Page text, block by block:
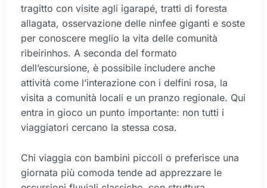
tragitto con visite agli igarapé, tratti di foresta
allagata, osservazione delle ninfee giganti e soste
per conoscere meglio la vita delle comunità
ribeirinhos. A seconda del formato
dell’escursione, è possibile includere anche
attività come l’interazione con i delfini rosa, la
visita a comunità locali e un pranzo regionale. Qui
entra in gioco un punto importante: non tutti i
viaggiatori cercano la stessa cosa.
Chi viaggia con bambini piccoli o preferisce una
giornata più comoda tende ad apprezzare le